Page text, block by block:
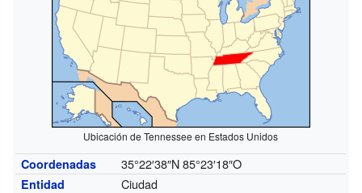
Ubicación de Tennessee en Estados Unidos
Coordenadas 35°22′38″N 85°23′18″O
Entidad
Ciudad